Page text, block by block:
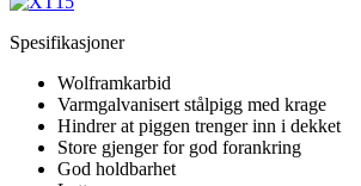
Spesifikasjoner
Wolframkarbid
Varmgalvanisert stålpigg med krage
Hindrer at piggen trenger inn i dekket
Store gjenger for god forankring
God holdbarhet